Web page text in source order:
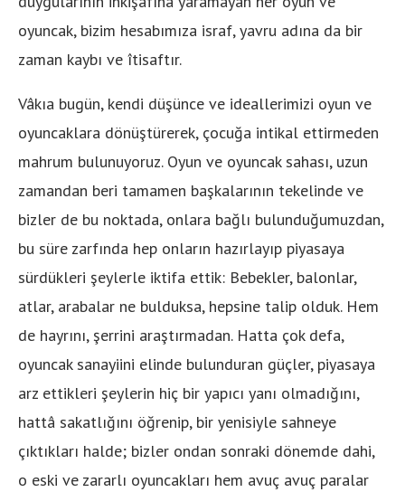
oyuncak, bizim hesabımıza israf, yavru adına da bir
zaman kaybı ve îtisaftır.
Vâkıa bugün, kendi düşünce ve ideallerimizi oyun ve
oyuncaklara dönüştürerek, çocuğa intikal ettirmeden
mahrum bulunuyoruz. Oyun ve oyuncak sahası, uzun
zamandan beri tamamen başkalarının tekelinde ve
bizler de bu noktada, onlara bağlı bulunduğumuzdan,
bu süre zarfında hep onların hazırlayıp piyasaya
sürdükleri şeylerle iktifa ettik: Bebekler, balonlar,
atlar, arabalar ne bulduksa, hepsine talip olduk. Hem
de hayrını, şerrini araştırmadan. Hatta çok defa,
oyuncak sanayiini elinde bulunduran güçler, piyasaya
arz ettikleri şeylerin hiç bir yapıcı yanı olmadığını,
hattâ sakatlığını öğrenip, bir yenisiyle sahneye
çıktıkları halde; bizler ondan sonraki dönemde dahi,
o eski ve zararlı oyuncakları hem avuç avuç paralar